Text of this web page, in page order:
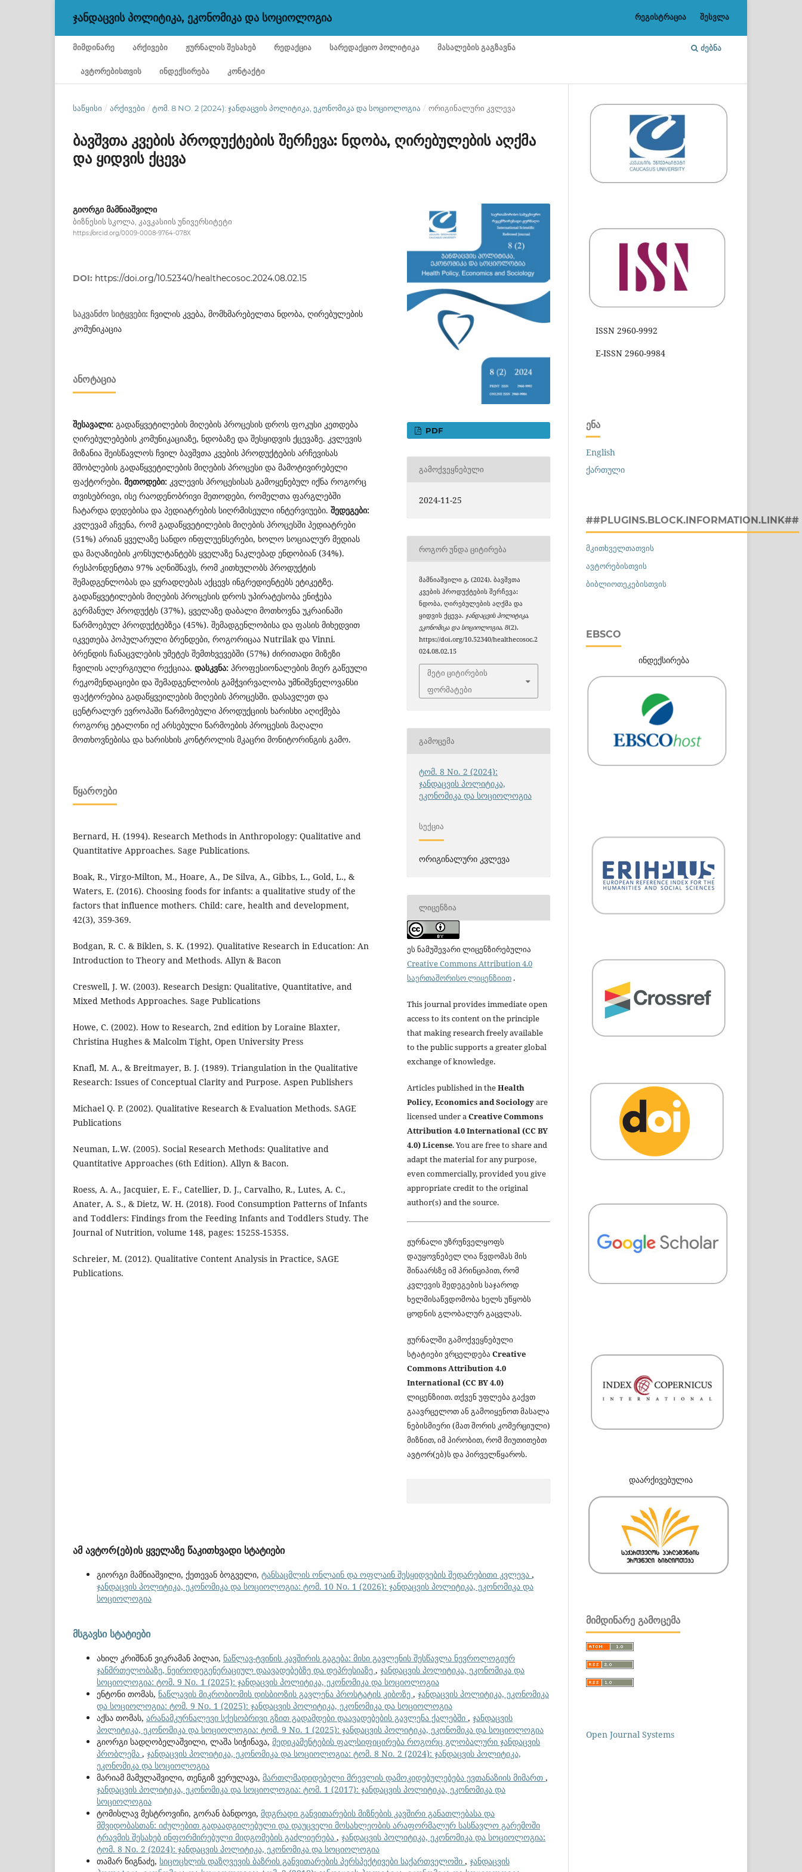
ᲯᲐᲜᲓᲐᲪᲕᲘᲡ ᲞᲝᲚᲘᲢᲘᲙᲐ, ᲔᲙᲝᲜᲝᲛᲘᲙᲐ ᲓᲐ ᲡᲝᲪᲘᲝᲚᲝᲒᲘᲐ
ᲛᲘᲛᲓᲘᲜᲐᲠᲔ ᲐᲠᲥᲘᲕᲔᲑᲘ ᲟᲣᲠᲜᲐᲚᲘᲡ ᲨᲔᲡᲐᲮᲔᲑ ᲠᲔᲓᲐᲥᲪᲘᲐ ᲡᲐᲠᲔᲓᲐᲥᲪᲘᲝ ᲞᲝᲚᲘᲢᲘᲙᲐ ᲛᲐᲡᲐᲚᲔᲑᲘᲡ ᲒᲐᲒᲖᲐᲕᲜᲐ
ᲐᲕᲢᲝᲠᲔᲑᲘᲡᲗᲕᲘᲡ ᲘᲜᲓᲔᲥᲡᲘᲠᲔᲑᲐ ᲙᲝᲜᲢᲐᲥᲢᲘ
ᲫᲔᲑᲜᲐ
რეგისტრაცია შესვლა
ᲡᲐᲬᲧᲘᲡᲘ / ᲐᲠᲥᲘᲕᲔᲑᲘ / ᲢᲝᲛ. 8 NO. 2 (2024): ᲯᲐᲜᲓᲐᲪᲕᲘᲡ ᲞᲝᲚᲘᲢᲘᲙᲐ, ᲔᲙᲝᲜᲝᲛᲘᲙᲐ ᲓᲐ ᲡᲝᲪᲘᲝᲚᲝᲒᲘᲐ / ორიგინალური კვლევა
ბავშვთა კვების პროდუქტების შერჩევა: ნდობა, ღირებულების აღქმა
და ყიდვის ქცევა
გიორგი მამნიაშვილი
ბიზნესის სკოლა, კავკასიის უნივერსიტეტი
https://orcid.org/0009-0008-9764-078X
DOI: https://doi.org/10.52340/healthecosoc.2024.08.02.15
საკვანძო სიტყვები: ჩვილის კვება, მომხმარებელთა ნდობა, ღირებულების
კომუნიკაცია
ᲐᲜᲝᲢᲐᲪᲘᲐ
შესავალი: გადაწყვეტილების მიღების პროცესის დროს ფოკუსი კეთდება
ღირებულებების კომუნიკაციაზე, ნდობაზე და შესყიდვის ქცევაზე. კვლევის
მიზანია შეისწავლოს ჩვილ ბავშვთა კვების პროდუქტების არჩევისას
მშობლების გადაწყვეტილების მიღების პროცესი და მამოტივირებელი
ფაქტორები. მეთოდები: კვლევის პროცესისას გამოყენებულ იქნა როგორც
თვისებრივი, ისე რაოდენობრივი მეთოდები, რომელთა ფარგლებში
ჩატარდა დედებისა და პედიატრების სიღრმისეული ინტერვიუები. შედეგები:
კვლევამ აჩვენა, რომ გადაწყვეტილების მიღების პროცესში პედიატრები
(51%) არიან ყველაზე სანდო ინფლუენსერები, ხოლო სოციალურ მედიას
და მაღაზიების კონსულტანტებს ყველაზე ნაკლებად ენდობიან (34%).
რესპონდენტთა 97% აღნიშნავს, რომ კითხულობს პროდუქტის
შემადგენლობას და ყურადღებას აქცევს ინგრედიენტებს ეტიკეტზე.
გადაწყვეტილების მიღების პროცესის დროს უპირატესობა ენიჭება
გერმანულ პროდუქტს (37%), ყველაზე დაბალი მოთხოვნა უკრაინაში
წარმოებულ პროდუქტებზეა (45%). შემადგენლობისა და ფასის მიხედვით
იკვეთება პოპულარული ბრენდები, როგორიცაა Nutrilak და Vinni.
ბრენდის ჩანაცვლების უმეტეს შემთხვევებში (57%) ძირითადი მიზეზი
ჩვილის ალერგიული რექციაა. დასკვნა: პროფესიონალების მიერ გაწეული
რეკომენდაციები და შემადგენლობის გამჭვირვალობა უმნიშვნელოვანსი
ფაქტორებია გადაწყვეილების მიღების პროცესში. დასავლეთ და
ცენტრალურ ევროპაში წარმოებული პროდუქციის ხარისხი აღიქმება
როგორც ეტალონი იქ არსებული წარმოების პროცესის მაღალი
მოთხოვნებისა და ხარისხის კონტროლის მკაცრი მონიტორინგის გამო.
ᲬᲧᲐᲠᲝᲔᲑᲘ
Bernard, H. (1994). Research Methods in Anthropology: Qualitative and
Quantitative Approaches. Sage Publications.
Boak, R., Virgo‐Milton, M., Hoare, A., De Silva, A., Gibbs, L., Gold, L., &
Waters, E. (2016). Choosing foods for infants: a qualitative study of the
factors that influence mothers. Child: care, health and development,
42(3), 359-369.
Bodgan, R. C. & Biklen, S. K. (1992). Qualitative Research in Education: An
Introduction to Theory and Methods. Allyn & Bacon
Creswell, J. W. (2003). Research Design: Qualitative, Quantitative, and
Mixed Methods Approaches. Sage Publications
Howe, C. (2002). How to Research, 2nd edition by Loraine Blaxter,
Christina Hughes & Malcolm Tight, Open University Press
Knafl, M. A., & Breitmayer, B. J. (1989). Triangulation in the Qualitative
Research: Issues of Conceptual Clarity and Purpose. Aspen Publishers
Michael Q. P. (2002). Qualitative Research & Evaluation Methods. SAGE
Publications
Neuman, L.W. (2005). Social Research Methods: Qualitative and
Quantitative Approaches (6th Edition). Allyn & Bacon.
Roess, A. A., Jacquier, E. F., Catellier, D. J., Carvalho, R., Lutes, A. C.,
Anater, A. S., & Dietz, W. H. (2018). Food Consumption Patterns of Infants
and Toddlers: Findings from the Feeding Infants and Toddlers Study. The
Journal of Nutrition, volume 148, pages: 1525S-1535S.
Schreier, M. (2012). Qualitative Content Analysis in Practice, SAGE
Publications.
PDF
ᲒᲐᲛᲝᲥᲕᲔᲧᲜᲔᲑᲣᲚᲘ
2024-11-25
ᲠᲝᲒᲝᲠ ᲣᲜᲓᲐ ᲪᲘᲢᲘᲠᲔᲑᲐ
მამნიაშვილი გ. (2024). ბავშვთა
კვების პროდუქტების შერჩევა:
ნდობა, ღირებულების აღქმა და
ყიდვის ქცევა. ჯანდაცვის პოლიტიკა,
ეკონომიკა და სოციოლოგია,8(2).
https://doi.org/10.52340/healthecosoc.2
024.08.02.15
მეტი ციტირების
ფორმატები
ᲒᲐᲛᲝᲪᲔᲛᲐ
ტომ. 8 No. 2 (2024):
ჯანდაცვის პოლიტიკა,
ეკონომიკა და სოციოლოგია
ᲡᲔᲥᲪᲘᲐ
ორიგინალური კვლევა
ᲚᲘᲪᲔᲜᲖᲘᲐ
ეს ნამუშევარი ლიცენზირებულია
Creative Commons Attribution 4.0
საერთაშორისო ლიცენზიით .
This journal provides immediate open
access to its content on the principle
that making research freely available
to the public supports a greater global
exchange of knowledge.
Articles published in theHealth
Policy, Economics and Sociologyare
licensed under aCreative Commons
Attribution 4.0 International (CC BY
4.0) License. You are free to share and
adapt the material for any purpose,
even commercially, provided you give
appropriate credit to the original
author(s) and the source.
ჟურნალი უზრუნველყოფს
დაუყოვნებელ ღია წვდომას მის
შინაარსზე იმ პრინციპით, რომ
კვლევის შედეგების საჯაროდ
ხელმისაწვდომობა ხელს უწყობს
ცოდნის გლობალურ გაცვლას.
ჟურნალში გამოქვეყნებული
სტატიები ვრცელდება Creative
Commons Attribution 4.0
International (CC BY 4.0)
ლიცენზიით. თქვენ უფლება გაქვთ
გაავრცელოთ ან გამოიყენოთ მასალა
ნებისმიერი (მათ შორის კომერციული)
მიზნით, იმ პირობით, რომ მიუთითებთ
ავტორ(ებ)ს და პირველწყაროს.
ამ ავტორ(ებ)ის ყველაზე წაკითხვადი სტატიები
გიორგი მამნიაშვილი, ქეთევან ბოგველი, ტანსაცმლის ონლაინ და ოფლაინ შესყიდვების შედარებითი კვლევა ,
ჯანდაცვის პოლიტიკა, ეკონომიკა და სოციოლოგია: ტომ. 10 No. 1 (2026): ჯანდაცვის პოლიტიკა, ეკონომიკა და
სოციოლოგია
მსგავსი სტატიები
ახილ კრიშნან ვიკრამან პილაი, ნაწლავ-ტვინის კავშირის გაგება: მისი გავლენის შესწავლა ნევროლოგიურ
ჯანმრთელობაზე, ნეიროდეგენერაციულ დაავადებებზე და დეპრესიაზე , ჯანდაცვის პოლიტიკა, ეკონომიკა და
სოციოლოგია: ტომ. 9 No. 1 (2025): ჯანდაცვის პოლიტიკა, ეკონომიკა და სოციოლოგია
ენტონი თომას, ნაწლავის მიკრობიომის დისბიოზის გავლენა პროსტატის კიბოზე , ჯანდაცვის პოლიტიკა, ეკონომიკა
და სოციოლოგია: ტომ. 9 No. 1 (2025): ჯანდაცვის პოლიტიკა, ეკონომიკა და სოციოლოგია
აქსა თომას, არანამკურნალევი სქესობრივი გზით გადამდები დაავადებების გავლენა ქალებში , ჯანდაცვის
პოლიტიკა, ეკონომიკა და სოციოლოგია: ტომ. 9 No. 1 (2025): ჯანდაცვის პოლიტიკა, ეკონომიკა და სოციოლოგია
გიორგი სადღობელაშვილი, ლაშა სიჭინავა, მედიკამენტების ფალსიფიცირება როგორც გლობალური ჯანდაცვის
პრობლემა , ჯანდაცვის პოლიტიკა, ეკონომიკა და სოციოლოგია: ტომ. 8 No. 2 (2024): ჯანდაცვის პოლიტიკა,
ეკონომიკა და სოციოლოგია
მარიამ მამულაშვილი, თენგიზ ვერულავა, მართლმადიდებელი მრევლის დამოკიდებულებება ევთანაზიის მიმართ ,
ჯანდაცვის პოლიტიკა, ეკონომიკა და სოციოლოგია: ტომ. 1 (2017): ჯანდაცვის პოლიტიკა, ეკონომიკა და
სოციოლოგია
ტომისლავ მესტროვიჩი, გორან ბანდოვი, მდგრადი განვითარების მიზნების კავშირი განათლებასა და
მშვიდობასთან: იძულებით გადაადგილებული და დაუცველი მოსახლეობის არაფორმალურ სასწავლო გარემოში
ტრავმის შესახებ ინფორმირებული მიდგომების გაძლიერება , ჯანდაცვის პოლიტიკა, ეკონომიკა და სოციოლოგია:
ტომ. 8 No. 2 (2024): ჯანდაცვის პოლიტიკა, ეკონომიკა და სოციოლოგია
თამარ წიგნაძე, სიცოცხლის დაზღვევის ბაზრის განვითარების პერსპექტივები საქართველოში , ჯანდაცვის
ISSN 2960-9992
E-ISSN 2960-9984
ᲔᲜᲐ
English
ქართული
##PLUGINS.BLOCK.INFORMATION.LINK##
მკითხველთათვის
ავტორებისთვის
ბიბლიოთეკებისთვის
EBSCO
ინდექსირება
დაარქივებულია
ᲛᲘᲛᲓᲘᲜᲐᲠᲔ ᲒᲐᲛᲝᲪᲔᲛᲐ
Open Journal Systems